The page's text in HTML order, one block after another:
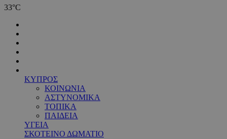
33°C
ΚΥΠΡΟΣ
ΚΟΙΝΩΝΙΑ
ΑΣΤΥΝΟΜΙΚΑ
ΤΟΠΙΚΑ
ΠΑΙΔΕΙΑ
ΥΓΕΙΑ
ΣΚΟΤΕΙΝΟ ΔΩΜΑΤΙΟ